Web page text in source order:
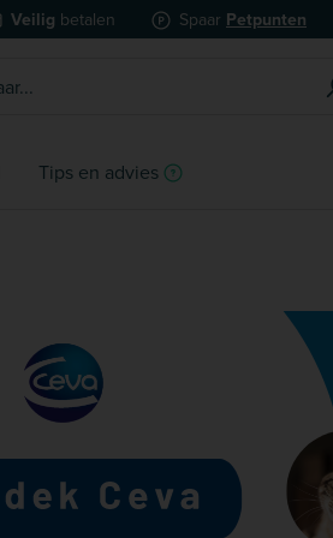
Veilig betalen Spaar Petpunten
Tips en advies